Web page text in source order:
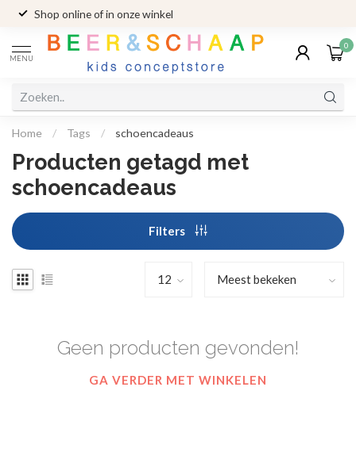
Shop online of in onze winkel
MENU
0
Home / Tags / schoencadeaus
Producten getagd met
schoencadeaus
Filters
Geen producten gevonden!
GA VERDER MET WINKELEN